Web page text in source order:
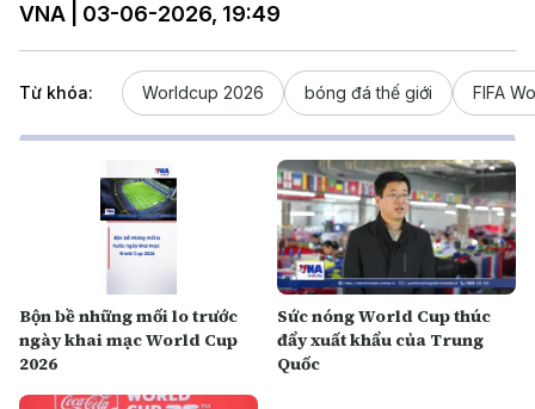
VNA | 03-06-2026, 19:49
Từ khóa: Worldcup 2026 bóng đá thế giới FIFA
Bộn bề những mối lo trước
ngày khai mạc World Cup
2026
Sức nóng World Cup thúc
đẩy xuất khẩu của Trung
Quốc